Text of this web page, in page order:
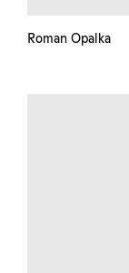
Roman Opalka